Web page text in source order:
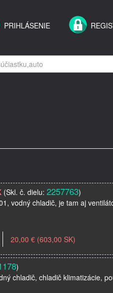
PRIHLÁSENIE
(Skl. č. dielu: 2257763)
vodný chladič, je tam aj
20,00 € (603,00 SK)
)
chladič, chladič klimatizácie,